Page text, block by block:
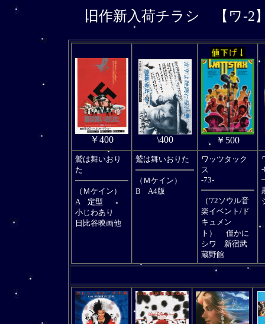
旧作新入荷チラシ 【ワ-2
￥400 \400 ￥500
鷲は舞いおり
た
（Ｍケイン）
A 定型
小じわあり
日比谷映画他
鷲は舞いおりた
（Ｍケイン）
B A4版
ワッツタック
ス
-73-
（'72ソウル音
楽イベント/ド
キュメン
ト）
僅かに
シワ 新宿武
蔵野館